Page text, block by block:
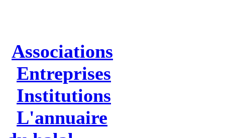
Associations
Entreprises
Institutions
L'annuaire